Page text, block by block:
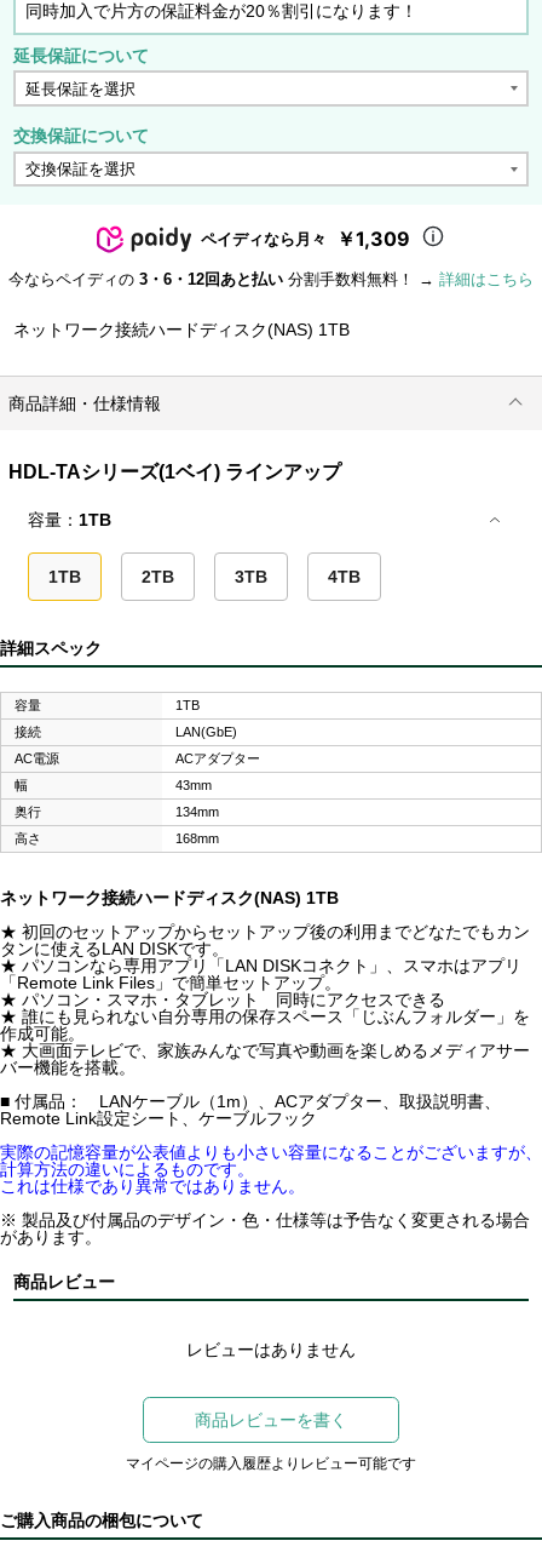
同時加入で片方の保証料金が20％割引になります！
延長保証について
交換保証について
ペイディなら月々 ￥1,309
今ならペイディの 3・6・12回あと払い 分割手数料無料！ → 詳細はこちら
ネットワーク接続ハードディスク(NAS) 1TB
商品詳細・仕様情報
HDL-TAシリーズ(1ベイ) ラインアップ
容量： 1TB
1TB 2TB 3TB 4TB
詳細スペック
容量
1TB
接続
LAN(GbE)
AC電源
ACアダプター
幅
43mm
奥行
134mm
高さ
168mm
ネットワーク接続ハードディスク(NAS) 1TB
★ 初回のセットアップからセットアップ後の利用までどなたでもカン
タンに使えるLAN DISKです。
★ パソコンなら専用アプリ「LAN DISKコネクト」、スマホはアプリ
「Remote Link Files」で簡単セットアップ。
★ パソコン・スマホ・タブレット 同時にアクセスできる
★ 誰にも見られない自分専用の保存スペース「じぶんフォルダー」を
作成可能。
★ 大画面テレビで、家族みんなで写真や動画を楽しめるメディアサー
バー機能を搭載。
■ 付属品： LANケーブル（1m）、ACアダプター、取扱説明書、
Remote Link設定シート、ケーブルフック
実際の記憶容量が公表値よりも小さい容量になることがございますが、
計算方法の違いによるものです。
これは仕様であり異常ではありません。
※ 製品及び付属品のデザイン・色・仕様等は予告なく変更される場合
があります。
商品レビュー
レビューはありません
商品レビューを書く
マイページの購入履歴よりレビュー可能です
ご購入商品の梱包について